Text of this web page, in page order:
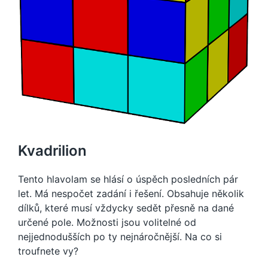
Kvadrilion
Tento hlavolam se hlásí o úspěch posledních pár
let. Má nespočet zadání i řešení. Obsahuje několik
dílků, které musí vždycky sedět přesně na dané
určené pole. Možnosti jsou volitelné od
nejjednodušších po ty nejnáročnější. Na co si
troufnete vy?